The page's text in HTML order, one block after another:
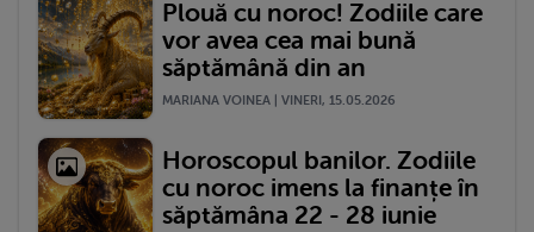
Plouă cu noroc! Zodiile care
vor avea cea mai bună
săptămână din an
MARIANA VOINEA | VINERI, 15.05.2026
Horoscopul banilor. Zodiile
cu noroc imens la finanțe în
săptămâna 22 - 28 iunie